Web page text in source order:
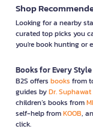
Shop
Looking for a nearby
curated top picks you
you're book hunting or
Books for Every
B2S offers books from
guides byDr.
children’s books from
self-help fromKOOB,
click.